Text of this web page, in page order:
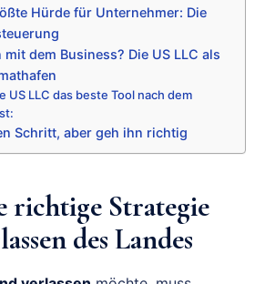
Hürde für Unternehmer: Die
mit dem Business? Die US LLC als
US LLC das beste Tool nach dem
Schritt, aber geh ihn richtig
richtige Strategie
des Landes